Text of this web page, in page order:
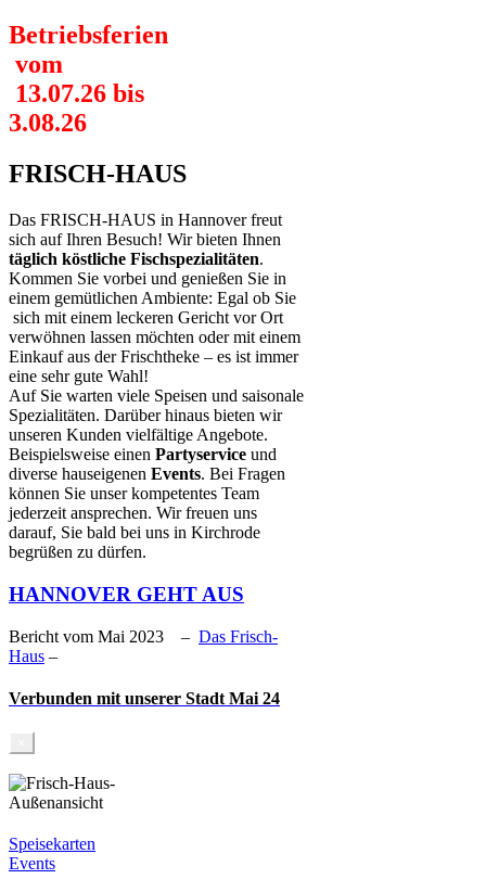
Betriebsferien
vom
13.07.26 bis
3.08.26
FRISCH-HAUS
Das FRISCH-HAUS in Hannover freut
sich auf Ihren Besuch! Wir bieten Ihnen
täglich köstliche Fischspezialitäten.
Kommen Sie vorbei und genießen Sie in
einem gemütlichen Ambiente: Egal ob Sie
sich mit einem leckeren Gericht vor Ort
verwöhnen lassen möchten oder mit einem
Einkauf aus der Frischtheke – es ist immer
eine sehr gute Wahl!
Auf Sie warten viele Speisen und saisonale
Spezialitäten. Darüber hinaus bieten wir
unseren Kunden vielfältige Angebote.
Beispielsweise einen Partyservice und
diverse hauseigenen Events. Bei Fragen
können Sie unser kompetentes Team
jederzeit ansprechen. Wir freuen uns
darauf, Sie bald bei uns in Kirchrode
begrüßen zu dürfen.
HANNOVER GEHT AUS
Bericht vom Mai 2023 – Das Frisch-
Haus –
Verbunden mit unserer Stadt Mai 24
Speisekarten
Events